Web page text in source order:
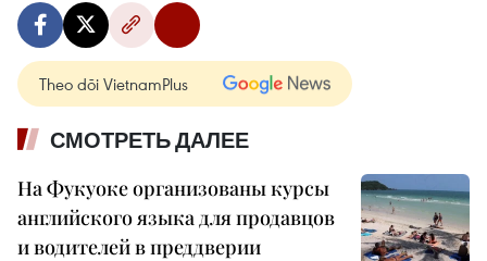
Theo dõi VietnamPlus
СМОТРЕТЬ ДАЛЕЕ
На Фукуоке организованы курсы
английского языка для продавцов
и водителей в преддверии